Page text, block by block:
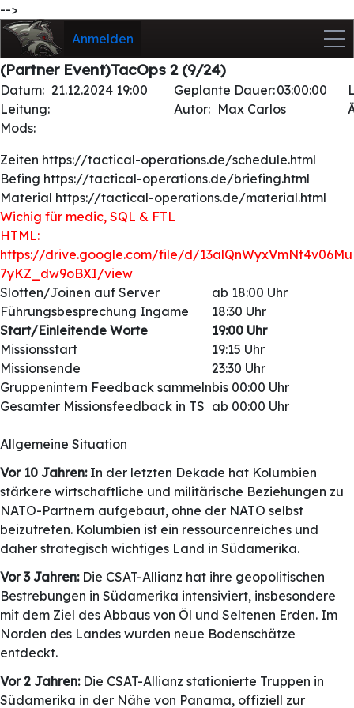
-->
Anmelden
(Partner Event)TacOps 2 (9/24)
Datum: 21.12.2024 19:00 Geplante Dauer:03:00:00
Leitung: Autor: Max Carlos
Mods:
Zeiten https://tactical-operations.de/schedule.html
Befing https://tactical-operations.de/briefing.html
Material https://tactical-operations.de/material.html
Wichig für medic, SQL & FTL
HTML:
https://drive.google.com/file/d/
7yKZ_dw9oBXI/view
Slotten/Joinen auf Server
ab 18:00 Uhr
Führungsbesprechung Ingame
18:30 Uhr
Start/Einleitende Worte
19:00 Uhr
Missionsstart
19:15 Uhr
Missionsende
23:30 Uhr
Gruppenintern Feedback sammelnbis 00:00 Uhr
Gesamter Missionsfeedback in TS ab 00:00 Uhr
Allgemeine Situation
Vor 10 Jahren:In der letzten Dekade hat Kolumbien
stärkere wirtschaftliche und militärische Beziehungen zu
NATO-Partnern aufgebaut, ohne der NATO selbst
beizutreten. Kolumbien ist ein ressourcenreiches und
daher strategisch wichtiges Land in Südamerika.
Vor 3 Jahren:Die CSAT-Allianz hat ihre geopolitischen
Bestrebungen in Südamerika intensiviert, insbesondere
mit dem Ziel des Abbaus von Öl und Seltenen Erden. Im
Norden des Landes wurden neue Bodenschätze
entdeckt.
Vor 2 Jahren:Die CSAT-Allianz stationierte Truppen in
Südamerika in der Nähe von Panama, offiziell zur